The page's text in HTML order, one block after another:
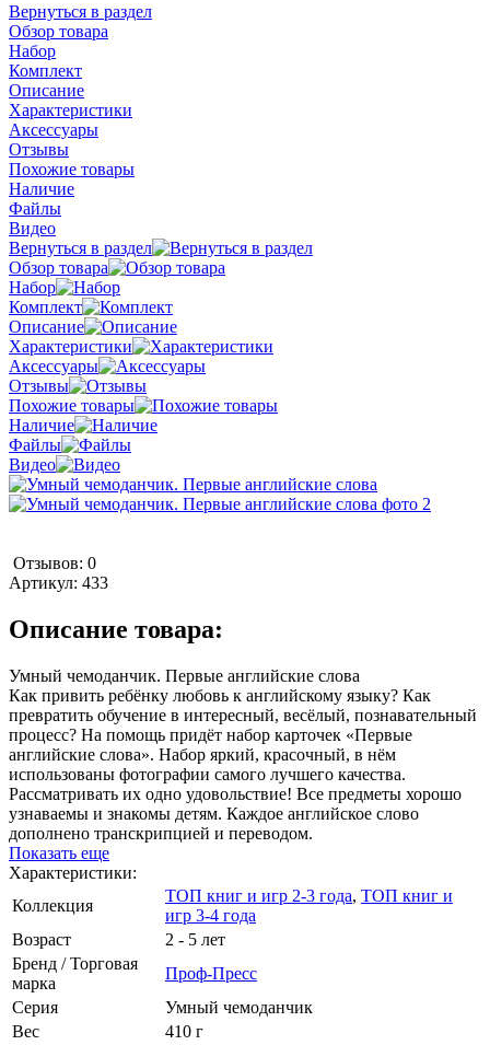
Вернуться в раздел
Обзор товара
Набор
Комплект
Описание
Характеристики
Аксессуары
Отзывы
Похожие товары
Наличие
Файлы
Видео
Вернуться в раздел
Обзор товара
Набор
Комплект
Описание
Характеристики
Аксессуары
Отзывы
Похожие товары
Наличие
Файлы
Видео
Отзывов: 0
Артикул: 433
Описание товара:
Умный чемоданчик. Первые английские слова
Как привить ребёнку любовь к английскому языку? Как
превратить обучение в интересный, весёлый, познавательный
процесс? На помощь придёт набор карточек «Первые
английские слова». Набор яркий, красочный, в нём
использованы фотографии самого лучшего качества.
Рассматривать их одно удовольствие! Все предметы хорошо
узнаваемы и знакомы детям. Каждое английское слово
дополнено транскрипцией и переводом.
Показать еще
Характеристики:
Коллекция
ТОП книг и игр 2-3 года, ТОП книг и
игр 3-4 года
Возраст
2 - 5 лет
Бренд / Торговая
марка
Проф-Пресс
Серия
Умный чемоданчик
Вес
410 г